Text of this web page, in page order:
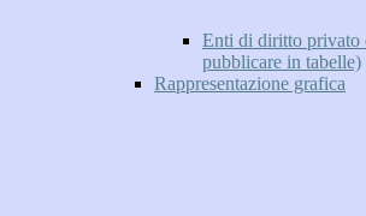
Enti di diritto privato
pubblicare in tabelle)
Rappresentazione grafica